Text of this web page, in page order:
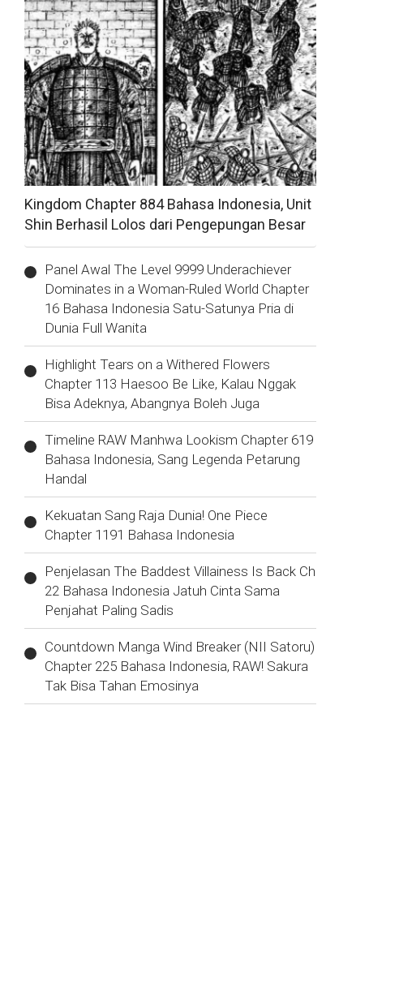
Kingdom Chapter 884 Bahasa Indonesia, Unit
Shin Berhasil Lolos dari Pengepungan Besar
Panel Awal The Level 9999 Underachiever
Dominates in a Woman-Ruled World Chapter
16 Bahasa Indonesia Satu-Satunya Pria di
Dunia Full Wanita
Highlight Tears on a Withered Flowers
Chapter 113 Haesoo Be Like, Kalau Nggak
Bisa Adeknya, Abangnya Boleh Juga
Timeline RAW Manhwa Lookism Chapter 619
Bahasa Indonesia, Sang Legenda Petarung
Handal
Kekuatan Sang Raja Dunia! One Piece
Chapter 1191 Bahasa Indonesia
Penjelasan The Baddest Villainess Is Back Ch
22 Bahasa Indonesia Jatuh Cinta Sama
Penjahat Paling Sadis
Countdown Manga Wind Breaker (NII Satoru)
Chapter 225 Bahasa Indonesia, RAW! Sakura
Tak Bisa Tahan Emosinya